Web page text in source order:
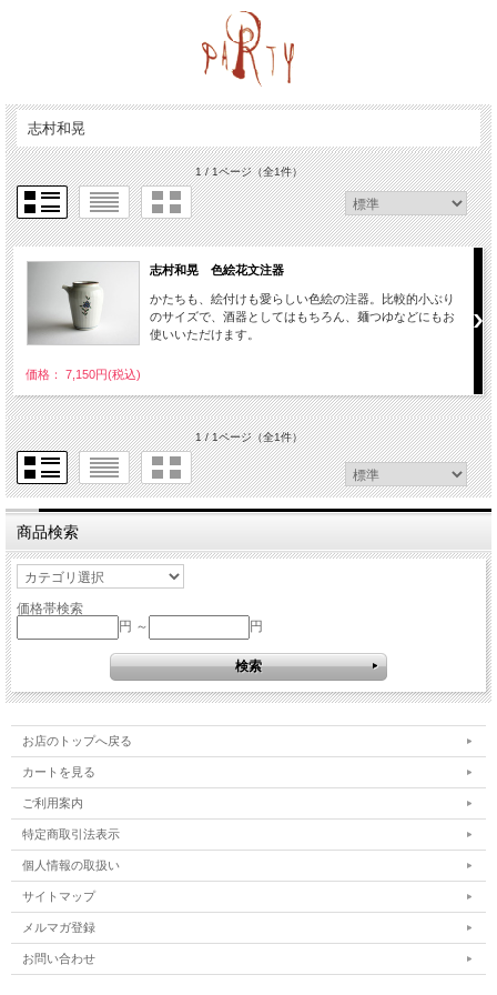
志村和晃
1 / 1ページ（全1件）
志村和晃 色絵花文注器
かたちも、絵付けも愛らしい色絵の注器。比較的小ぶり
のサイズで、酒器としてはもちろん、麺つゆなどにもお
使いいただけます。
価格： 7,150円(税込)
1 / 1ページ（全1件）
商品検索
価格帯検索
円 ～
円
お店のトップへ戻る
カートを見る
ご利用案内
特定商取引法表示
個人情報の取扱い
サイトマップ
メルマガ登録
お問い合わせ